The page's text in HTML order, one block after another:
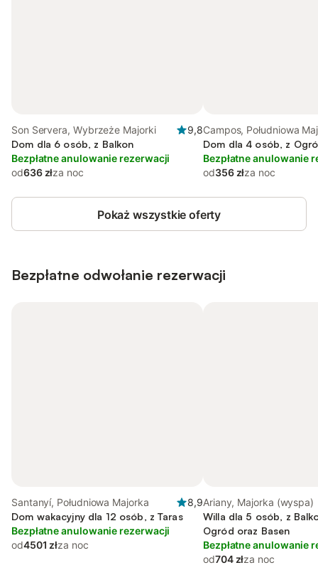
Son Servera, Wybrzeże Majorki
9,8
Dom dla 6 osób, z Balkon
Bezpłatne anulowanie rezerwacji
od636 złza noc
Campos, Południowa
Dom dla 4 osób, z
Bezpłatne anulowanie
od356 złza noc
Pokaż wszystkie oferty
Bezpłatne odwołanie rezerwacji
Santanyí, Południowa Majorka
8,9
Dom wakacyjny dla 12 osób, z Taras
Bezpłatne anulowanie rezerwacji
od4501 złza noc
Ariany, Majorka (wyspa)
Willa dla 5 osób, z
Ogród oraz Basen
Bezpłatne anulowanie
od704 złza noc